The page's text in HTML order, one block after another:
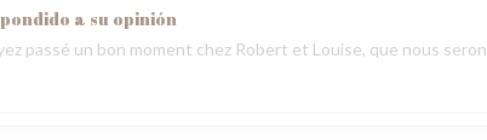
a su opinión
passé un bon moment chez Robert et Louise, que nous